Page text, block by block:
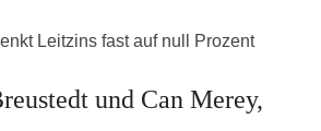
und Can Merey,